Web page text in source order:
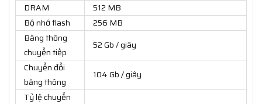
DRAM
512 MB
Bộ nhớ flash
256 MB
Băng thông
chuyển tiếp
52 Gb / giây
Chuyển đổi
băng thông
104 Gb / giây
Tỷ lệ chuyển